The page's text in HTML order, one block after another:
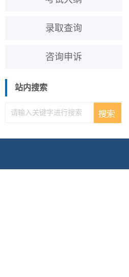
录取查询
咨询申诉
站内搜索